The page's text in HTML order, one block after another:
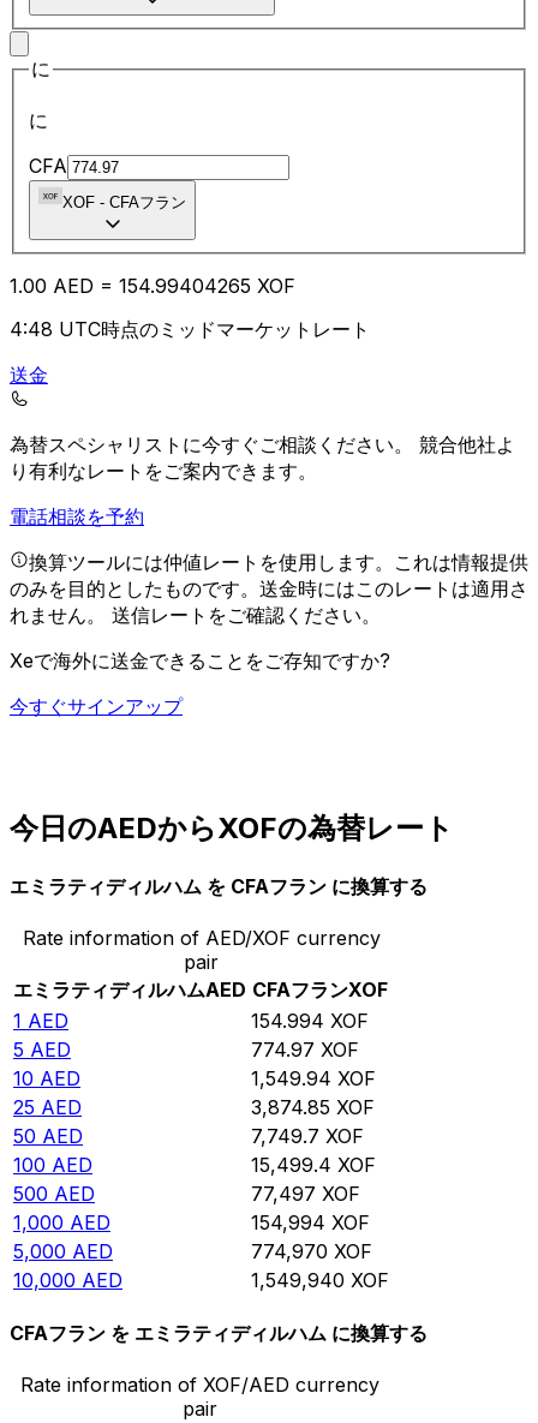
に
に
CFA
XOF - CFAフラン
1.00 AED = 154.99404265 XOF
4:48 UTC時点のミッドマーケットレート
送金
為替スペシャリストに今すぐご相談ください。 競合他社よ
り有利なレートをご案内できます。
電話相談を予約
換算ツールには仲値レートを使用します。これは情報提供
のみを目的としたものです。送金時にはこのレートは適用さ
れません。 送信レートをご確認ください。
Xeで海外に送金できることをご存知ですか?
今すぐサインアップ
今日のAEDからXOFの為替レート
エミラティディルハム を CFAフラン に換算する
Rate information of AED/XOF currency
pair
エミラティディルハムAED CFAフランXOF
1 AED 154.994 XOF
5 AED 774.97 XOF
10 AED 1,549.94 XOF
25 AED 3,874.85 XOF
50 AED 7,749.7 XOF
100 AED 15,499.4 XOF
500 AED 77,497 XOF
1,000 AED 154,994 XOF
5,000 AED 774,970 XOF
10,000 AED 1,549,940 XOF
CFAフラン を エミラティディルハム に換算する
Rate information of XOF/AED currency
pair